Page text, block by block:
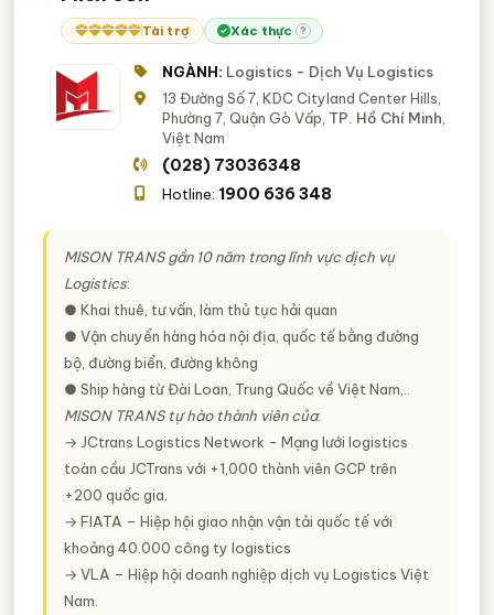
TAG NGÀNH NGHỀ
nhà cung cấp dịch vụ logistics dịch vụ logistics
Gia Lai
Hà Nam
Ninh Bình
Quảng Ngãi
Tài trợ Xác thực ?
NGÀNH: Logistics - Dịch Vụ Logistics
13 Đường Số 7, KDC Cityland Center Hills,
Phường 7, Quận Gò Vấp, TP. Hồ Chí Minh
Việt Nam
(028) 73036348
Hotline: 1900 636 348
MISON TRANS gần 10 năm trong lĩnh vực dịch vụ
Logistics:
● Khai thuê, tư vấn, làm thủ tục hải quan
● Vận chuyển hàng hóa nội địa, quốc tế bằng đường
bộ, đường biển, đường không
● Ship hàng từ Đài Loan, Trung Quốc về Việt Nam,..
MISON TRANS tự hào thành viên của:
→ JCtrans Logistics Network - Mạng lưới logistics
toàn cầu JCTrans với +1,000 thành viên GCP trên
+200 quốc gia.
→ FIATA – Hiệp hội giao nhận vận tải quốc tế với
khoảng 40.000 công ty logistics
→ VLA – Hiệp hội doanh nghiệp dịch vụ Logistics Việt
Nam.